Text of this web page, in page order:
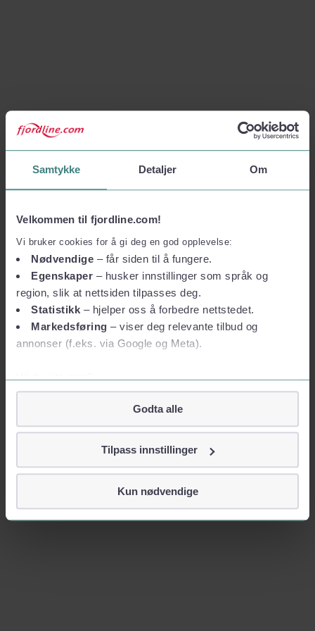
Samtykke Detaljer Om
Velkommen til fjordline.com!
Vi bruker cookies for å gi deg en god opplevelse:
Nødvendige – får siden til å fungere.
Egenskaper – husker innstillinger som språk og
region, slik at nettsiden tilpasses deg.
Statistikk – hjelper oss å forbedre nettstedet.
Markedsføring – viser deg relevante tilbud og
annonser (f.eks. via Google og Meta).
Vil du vite mer?
Om informasjonskapsler
Googles retningslinjer for personvern
Vi tar ditt personvern på alvor
identifiserer deg, som navn eller telefonnummer.
Godta alle
Tilpass innstillinger
Kun nødvendige